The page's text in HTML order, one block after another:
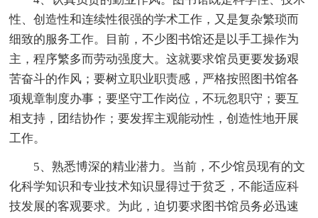
性、创造性和连续性很强的学术工作，又是复杂繁琐而
细致的服务工作。目前，不少图书馆还是以手工操作为
主，程序繁多而劳动强度大。这就要求馆员更要发扬艰
苦奋斗的作风；要树立职业职责感，严格按照图书馆各
项规章制度办事；要坚守工作岗位，不玩忽职守；要互
相支持，团结协作；要发挥主观能动性，创造性地开展
工作。
5、熟悉博深的精业潜力。当前，不少馆员现有的文
化科学知识和专业技术知识显得过于贫乏，不能适应科
技发展的客观要求。为此，迫切要求图书馆员务必迅速